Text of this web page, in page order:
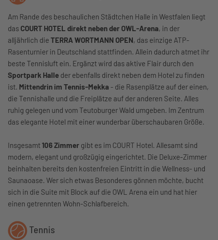
Am Rande des beschaulichen Städtchen Halle in Westfalen liegt
das COURT HOTEL direkt neben der OWL-Arena, in der
alljährlich die TERRA WORTMANN OPEN, das einzige ATP-
Rasenturnier in Deutschland stattfinden. Allein dadurch atmet ihr
beste Tennisluft ein. Ergänzt wird das aktive Flair durch den
Sportpark Halle der ebenfalls direkt neben dem Hotel zu finden
ist. Mittendrin im Tennis-Mekka - die Rasenplätze auf der einen,
die Tennishalle und die Freiplätze auf der anderen Seite. Alles
ruhig gelegen und vom Teutoburger Wald umgeben. Im Zentrum
das elegante Hotel mit einer wunderbar überschaubaren Größe.
Insgesamt106 Zimmer gibt es im COURT Hotel. Allesamt sind
modern, elegant und großzügig eingerichtet. Die Deluxe-Zimmer
beinhalten bereits den kostenfreien Eintritt in die Wellness- und
Saunaoase. Wer sich etwas Besonderes gönnen möchte, bucht
sich in die Suite mit Block auf die OWL Arena ein und hat hier
einen getrennten Wohn-Schlafbereich.
Tennis